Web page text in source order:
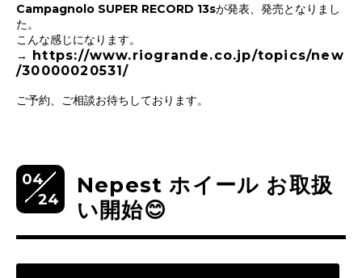
Campagnolo SUPER RECORD 13sが発表、発売となりまし
た。
こんな感じになります。
→ https://www.riogrande.co.jp/topics/new
/30000020531/
ご予約、ご相談お待ちしております。
04
24
Nepest ホイール お取扱
い開始😊